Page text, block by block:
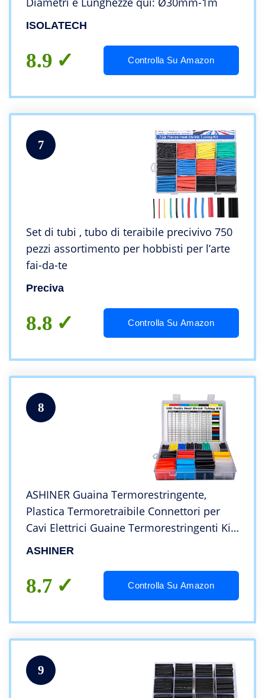
ISOLATECH
8.9 Controlla Su Amazon
7
Set di tubi , tubo di teraibile precivivo 750
pezzi assortimento per hobbisti per l’arte
fai-da-te
Preciva
8.8 Controlla Su Amazon
8
ASHINER Guaina Termorestringente,
Plastica Termoretraibile Connettori per
Cavi Elettrici Guaine Termorestringenti Kit
di Utensili per Elettronica Fai da te (580
ASHINER
8.7 Controlla Su Amazon
9